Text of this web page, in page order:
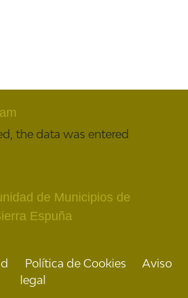
the data was entered
de Municipios de
Espuña
Política de Cookies
Aviso
legal